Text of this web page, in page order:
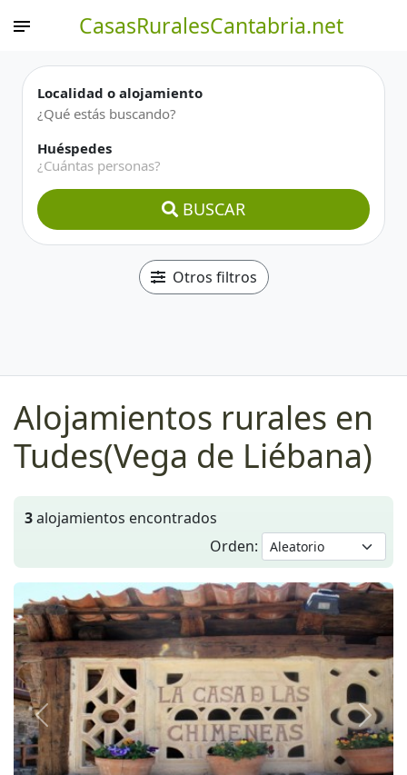
CasasRuralesCantabria.net
Localidad o alojamiento
Huéspedes
¿Cuántas personas?
BUSCAR
Otros filtros
Alojamientos rurales en
Tudes(Vega de Liébana)
3alojamientos encontrados
Orden:
Anterior